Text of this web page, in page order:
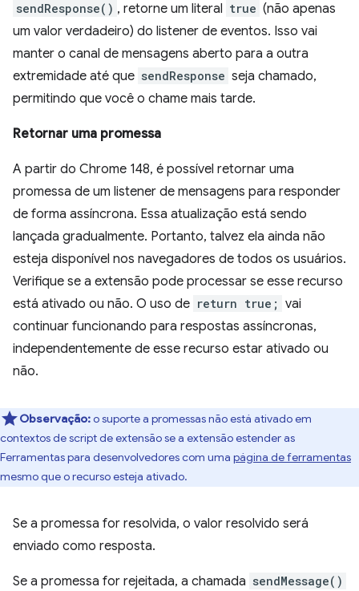
sendResponse() , retorne um literal true (não apenas
um valor verdadeiro) do listener de eventos. Isso vai
manter o canal de mensagens aberto para a outra
extremidade até que sendResponse seja chamado,
permitindo que você o chame mais tarde.
Retornar uma promessa
A partir do Chrome 148, é possível retornar uma
promessa de um listener de mensagens para responder
de forma assíncrona. Essa atualização está sendo
lançada gradualmente. Portanto, talvez ela ainda não
esteja disponível nos navegadores de todos os usuários.
Verifique se a extensão pode processar se esse recurso
está ativado ou não. O uso de return true; vai
continuar funcionando para respostas assíncronas,
independentemente de esse recurso estar ativado ou
não.
Observação:o suporte a promessas não está ativado em
contextos de script de extensão se a extensão estender as
Ferramentas para desenvolvedores com uma página de ferramentas
mesmo que o recurso esteja ativado.
Se a promessa for resolvida, o valor resolvido será
enviado como resposta.
Se a promessa for rejeitada, a chamada sendMessage()